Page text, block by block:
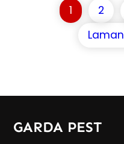
1 2
GARDA PEST